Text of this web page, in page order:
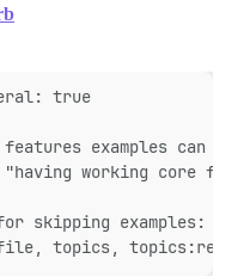
true
examples can
working core
skipping examples:
topics,